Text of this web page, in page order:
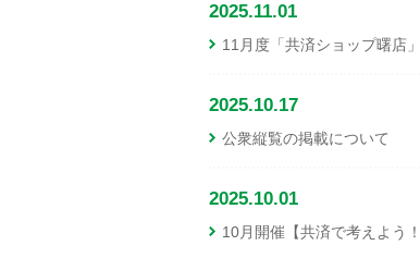
2025.11.01
11月度「共済ショップ曙店
2025.10.17
公衆縦覧の掲載について
2025.10.01
10月開催【共済で考えよう